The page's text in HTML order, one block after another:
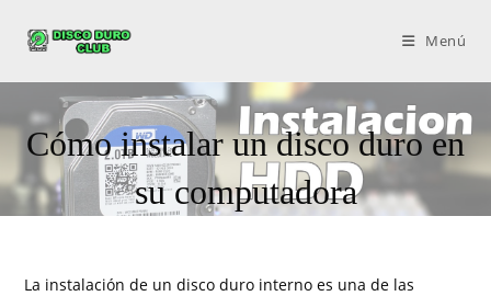
Menú
Cómo instalar un disco duro en
su computadora
La instalación de un disco duro interno es una de las